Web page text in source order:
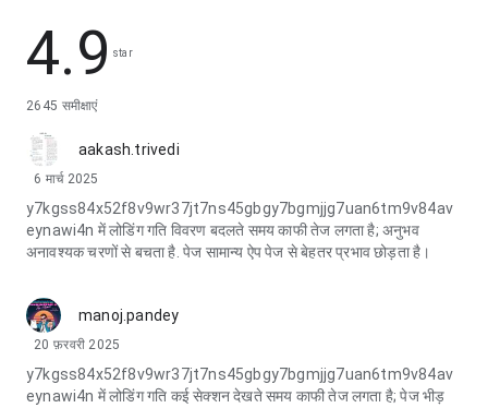
4.9 star
2645 समीक्षाएं
aakash.trivedi
6 मार्च 2025
y7kgss84x52f8v9wr37jt7ns45gbgy7bgmjjg7uan6tm9v84av
eynawi4n में लोडिंग गति विवरण बदलते समय काफी तेज लगता है; अनुभव
अनावश्यक चरणों से बचता है. पेज सामान्य ऐप पेज से बेहतर प्रभाव छोड़ता है।
manoj.pandey
20 फ़रवरी 2025
y7kgss84x52f8v9wr37jt7ns45gbgy7bgmjjg7uan6tm9v84av
eynawi4n में लोडिंग गति कई सेक्शन देखते समय काफी तेज लगता है; पेज भीड़